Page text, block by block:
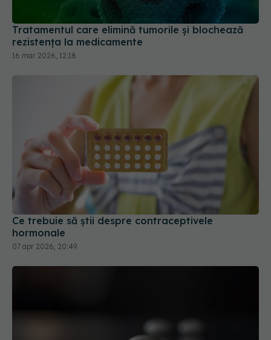
Ce trebuie să știi despre contraceptivele
hormonale
07 apr 2026, 20:49